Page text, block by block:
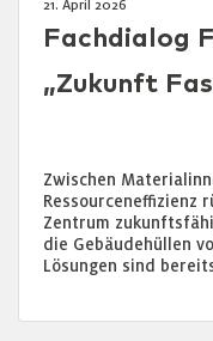
21. April 2026
Fachdialog
„Zukunft
Zwischen
Ressourceneffizienz
Zentrum
die Gebäudehüllen
Lösungen sind